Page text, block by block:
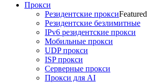
Прокси
Резидентские проксиFeatured
Резидентские безлимитные
IPv6 резидентские прокси
Мобильные прокси
UDP прокси
ISP прокси
Серверные прокси
Прокси для AI